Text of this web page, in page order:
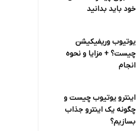
خود باید بدانید
یوتیوب وریفیکیشن
چیست؟ + مزایا و نحوه
انجام
اینترو یوتیوب چیست و
چگونه یک اینترو جذاب
بسازیم؟